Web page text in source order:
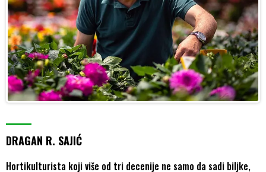
DRAGAN R. SAJIĆ
Hortikulturista koji više od tri decenije ne samo da sadi biljke,